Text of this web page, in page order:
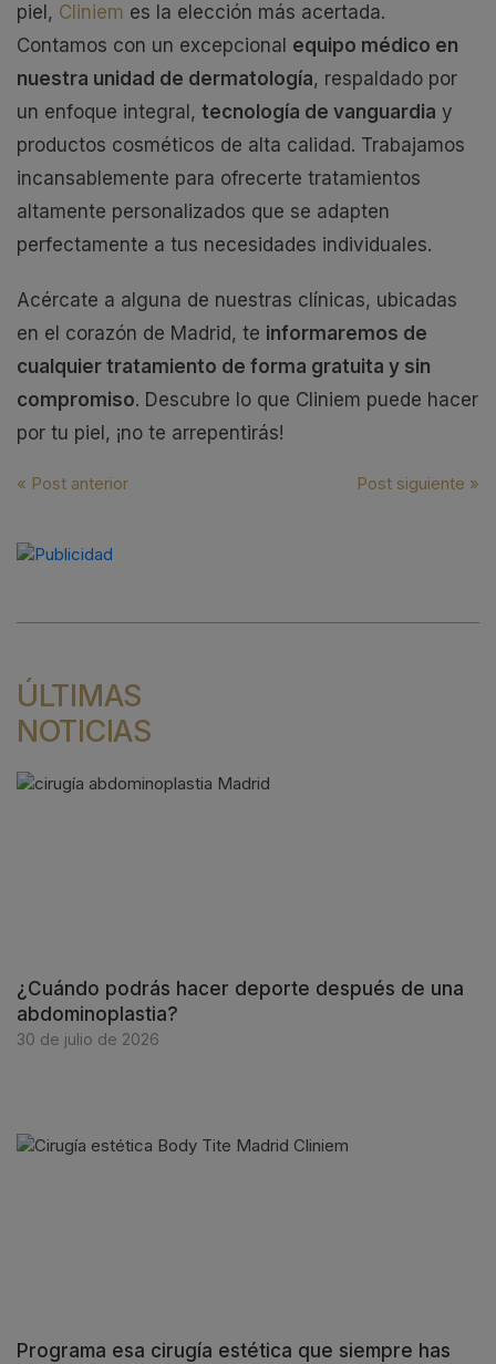
piel, Cliniem es la elección más acertada.
Contamos con un excepcional equipo médico en
nuestra unidad de dermatología, respaldado por
un enfoque integral, tecnología de vanguardia y
productos cosméticos de alta calidad. Trabajamos
incansablemente para ofrecerte tratamientos
altamente personalizados que se adapten
perfectamente a tus necesidades individuales.
Acércate a alguna de nuestras clínicas, ubicadas
en el corazón de Madrid, te informaremos de
cualquier tratamiento de forma gratuita y sin
compromiso. Descubre lo que Cliniem puede hacer
por tu piel, ¡no te arrepentirás!
Navegación
de
entradas
« Post anterior Post siguiente »
ÚLTIMAS
NOTICIAS
¿Cuándo podrás hacer deporte después de una
abdominoplastia?
30 de julio de 2026
Programa esa cirugía estética que siempre has